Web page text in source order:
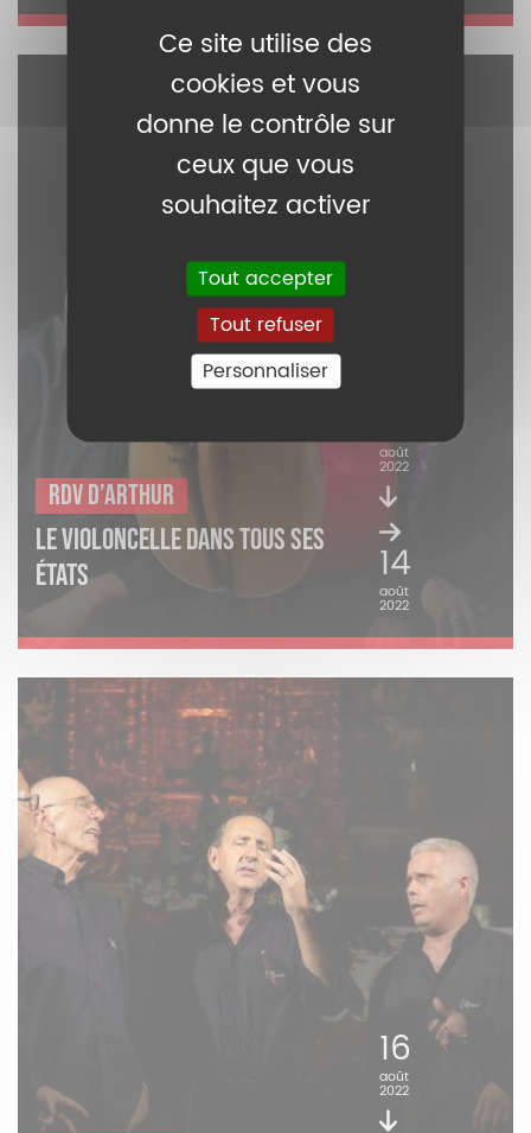
RDV d’Arthur
LE VIOLONCELLE DANS TOUS SES
ÉTATS
août
2022
14
août
2022
16
août
2022
Ce site utilise des
cookies et vous
donne le contrôle sur
ceux que vous
souhaitez activer
Tout accepter
Tout refuser
Personnaliser